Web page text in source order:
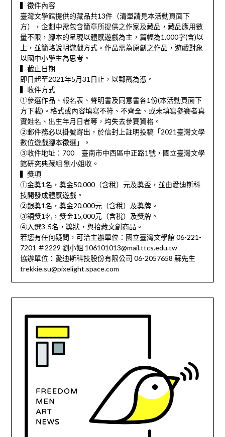
▍徵件內容
臺灣文學館提供的藏品共13件（清單請見本活動頁面下
方），企劃中需包含簡章所提供之作家及藏品，藏品應用數
量不限，腳本的呈現以體感遊戲為主，篇幅為1,000字(含)以
上，並簡略說明遊戲方式。作品需為原創之作品，遊戲對象
以國中小學生為思考。
▍截止日期
即日起至2021年5月31日止，以郵戳為憑。
▍收件方式
①參選作品、報名表、聲明書及同意書各1份(本活動頁面下
方下載)。格式或內容填寫不符、不齊全、或未填寫參賽者真
實姓名、出生年月日者等，均失去參賽資格。
②郵件務必以掛號寄出，於信封上註明投稿「2021臺灣文學
數位遊戲腳本徵選」。
③收件地址：700 臺南市中西區中正路1號，國立臺灣文學
館研究典藏組 劉小姐收。
▍獎項
①金獎1名，獎金50,000（含稅）元及獎盃，並由愛迪斯科
技開發成體感遊戲。
②銀獎1名，獎金20,000元（含稅）及獎牌。
③銅獎1名，獎金15,000元（含稅）及獎牌。
④入選3-5名，獎狀，與拾藏文創商品。
若您有任何疑問，可洽主辦單位：國立臺灣文學館 06-221-
7201 ＃2229 劉小姐 106101013@mail.ttcs.edu.tw
協辦單位：愛迪斯科技股份有限公司 06-2057658 蘇先生
trekkie.su@pixelight.space.com